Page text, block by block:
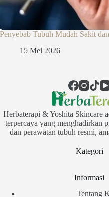
Penyebab Tubuh Mudah Sakit
15 Mei 2026
Herbaterapi & Yoshita Skincare
terpercaya yang menghadirkan
dan perawatan tubuh resmi,
Kategori
Informasi
Tentang